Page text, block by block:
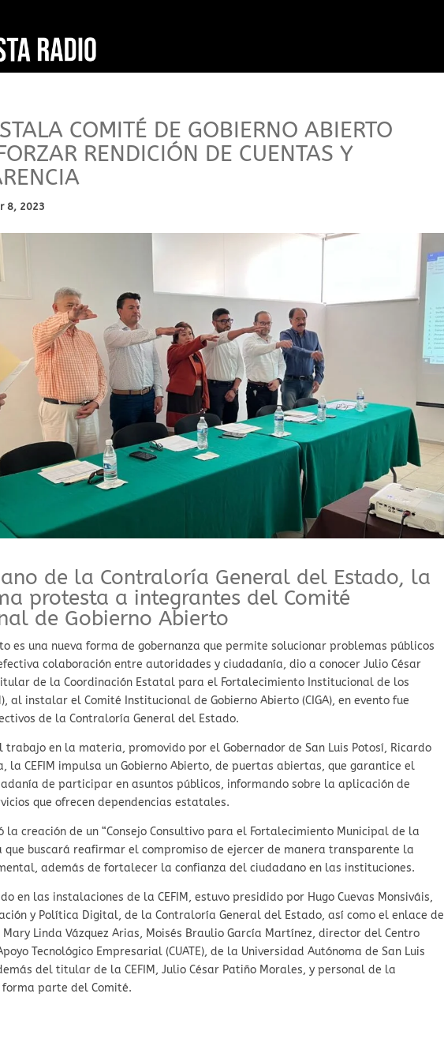
COMITÉ DE GOBIERNO ABIERTO
RENDICIÓN DE CUENTAS Y
8, 2023
de la Contraloría General del Estado, la
protesta a integrantes del Comité
de Gobierno Abierto
es una nueva forma de gobernanza que permite solucionar problemas públicos
colaboración entre autoridades y ciudadanía, dio a conocer Julio César
de la Coordinación Estatal para el Fortalecimiento Institucional de los
al instalar el Comité Institucional de Gobierno Abierto (CIGA), en evento fue
de la Contraloría General del Estado.
trabajo en la materia, promovido por el Gobernador de San Luis Potosí, Ricardo
la CEFIM impulsa un Gobierno Abierto, de puertas abiertas, que garantice el
de participar en asuntos públicos, informando sobre la aplicación de
que ofrecen dependencias estatales.
la creación de un “Consejo Consultivo para el Fortalecimiento Municipal de la
que buscará reafirmar el compromiso de ejercer de manera transparente la
además de fortalecer la confianza del ciudadano en las instituciones.
en las instalaciones de la CEFIM, estuvo presidido por Hugo Cuevas Monsiváis,
y Política Digital, de la Contraloría General del Estado, así como el enlace de
Mary Linda Vázquez Arias, Moisés Braulio García Martínez, director del Centro
Tecnológico Empresarial (CUATE), de la Universidad Autónoma de San Luis
del titular de la CEFIM, Julio César Patiño Morales, y personal de la
forma parte del Comité.